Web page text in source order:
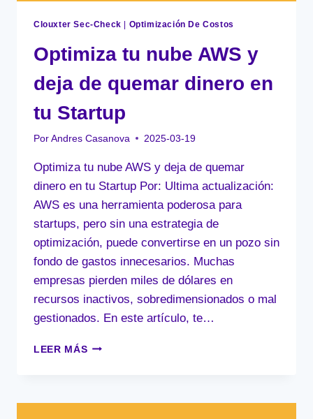
Clouxter Sec-Check | Optimización De Costos
Optimiza tu nube AWS y
deja de quemar dinero en
tu Startup
Por Andres Casanova 2025-03-19
Optimiza tu nube AWS y deja de quemar
dinero en tu Startup Por: Ultima actualización:
AWS es una herramienta poderosa para
startups, pero sin una estrategia de
optimización, puede convertirse en un pozo sin
fondo de gastos innecesarios. Muchas
empresas pierden miles de dólares en
recursos inactivos, sobredimensionados o mal
gestionados. En este artículo, te…
LEER MÁSOPTIMIZA
Y